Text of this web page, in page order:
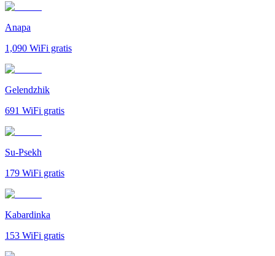
Anapa
1,090 WiFi gratis
Gelendzhik
691 WiFi gratis
Su-Psekh
179 WiFi gratis
Kabardinka
153 WiFi gratis